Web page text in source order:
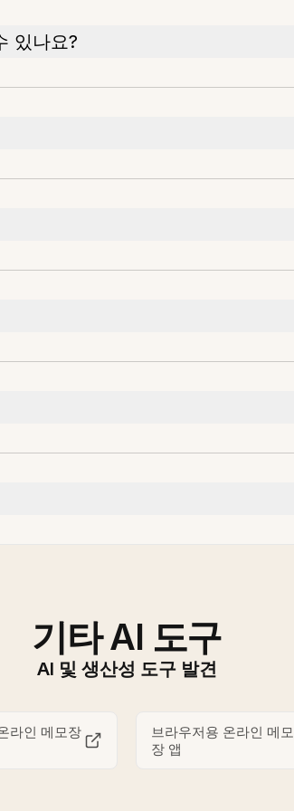
있나요?
기타 AI 도구
AI 및 생산성 도구 발견
라인 메모장
브라우저용 온라인 메모
장 앱